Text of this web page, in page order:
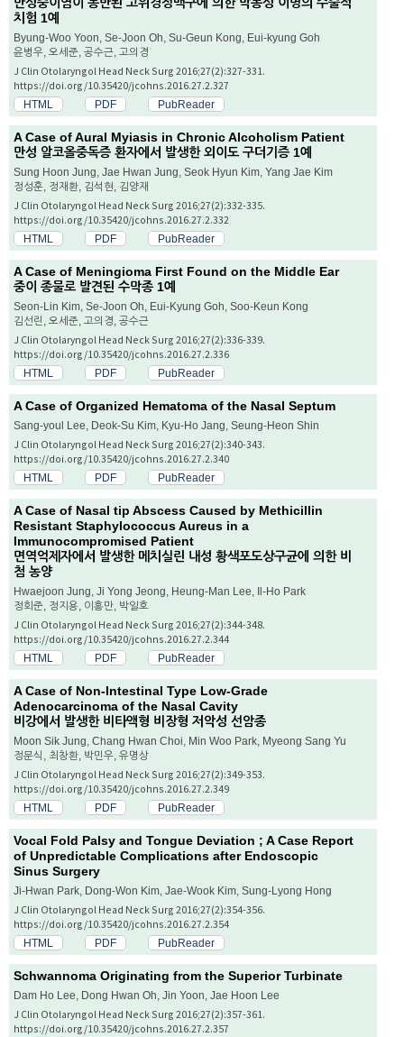
만성중이염이 동반된 고위경정맥구에 의한 박동성 이명의 수술적
치험 1예
Byung-Woo Yoon, Se-Joon Oh, Su-Geun Kong, Eui-kyung Goh
윤병우, 오세준, 공수근, 고의경
J Clin Otolaryngol Head Neck Surg 2016;27(2):327-331.
https://doi.org/10.35420/jcohns.2016.27.2.327
HTML PDF PubReader
A Case of Aural Myiasis in Chronic Alcoholism Patient
만성 알코올중독증 환자에서 발생한 외이도 구더기증 1예
Sung Hoon Jung, Jae Hwan Jung, Seok Hyun Kim, Yang Jae Kim
정성훈, 정재환, 김석현, 김양재
J Clin Otolaryngol Head Neck Surg 2016;27(2):332-335.
https://doi.org/10.35420/jcohns.2016.27.2.332
HTML PDF PubReader
A Case of Meningioma First Found on the Middle Ear
중이 종물로 발견된 수막종 1예
Seon-Lin Kim, Se-Joon Oh, Eui-Kyung Goh, Soo-Keun Kong
김선린, 오세준, 고의경, 공수근
J Clin Otolaryngol Head Neck Surg 2016;27(2):336-339.
https://doi.org/10.35420/jcohns.2016.27.2.336
HTML PDF PubReader
A Case of Organized Hematoma of the Nasal Septum
Sang-youl Lee, Deok-Su Kim, Kyu-Ho Jang, Seung-Heon Shin
J Clin Otolaryngol Head Neck Surg 2016;27(2):340-343.
https://doi.org/10.35420/jcohns.2016.27.2.340
HTML PDF PubReader
A Case of Nasal tip Abscess Caused by Methicillin
Resistant Staphylococcus Aureus in a
Immunocompromised Patient
면역억제자에서 발생한 메치실린 내성 황색포도상구균에 의한 비
첨 농양
Hwaejoon Jung, Ji Yong Jeong, Heung-Man Lee, Il-Ho Park
정회준, 정지용, 이흥만, 박일호
J Clin Otolaryngol Head Neck Surg 2016;27(2):344-348.
https://doi.org/10.35420/jcohns.2016.27.2.344
HTML PDF PubReader
A Case of Non-Intestinal Type Low-Grade
Adenocarcinoma of the Nasal Cavity
비강에서 발생한 비타액형 비장형 저악성 선암종
Moon Sik Jung, Chang Hwan Choi, Min Woo Park, Myeong Sang Yu
정문식, 최창환, 박민우, 유명상
J Clin Otolaryngol Head Neck Surg 2016;27(2):349-353.
https://doi.org/10.35420/jcohns.2016.27.2.349
HTML PDF PubReader
Vocal Fold Palsy and Tongue Deviation ; A Case Report
of Unpredictable Complications after Endoscopic
Sinus Surgery
Ji-Hwan Park, Dong-Won Kim, Jae-Wook Kim, Sung-Lyong Hong
J Clin Otolaryngol Head Neck Surg 2016;27(2):354-356.
https://doi.org/10.35420/jcohns.2016.27.2.354
HTML PDF PubReader
Schwannoma Originating from the Superior Turbinate
Dam Ho Lee, Dong Hwan Oh, Jin Yoon, Jae Hoon Lee
J Clin Otolaryngol Head Neck Surg 2016;27(2):357-361.
https://doi.org/10.35420/jcohns.2016.27.2.357